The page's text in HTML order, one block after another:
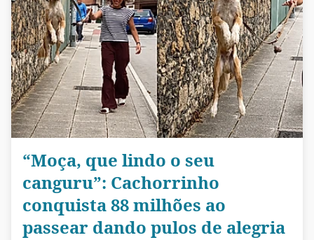
“Moça, que lindo o seu
canguru”: Cachorrinho
conquista 88 milhões ao
passear dando pulos de alegria